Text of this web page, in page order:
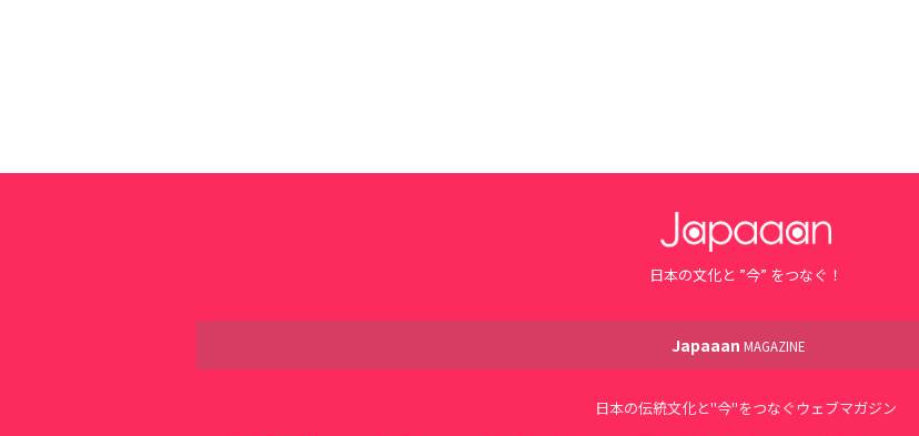
日本の文化と ”今” をつなぐ！
Japaaan MAGAZINE
日本の伝統文化と"今"をつなぐウェブマガジン